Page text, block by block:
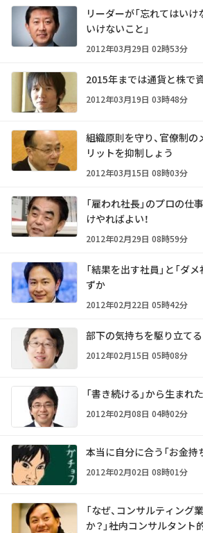
リーダーが「忘れてはいけ
いけないこと」
2012年03月29日 02時53分
2015年までは通貨と株で
2012年03月19日 03時48分
組織原則を守り、官僚制
リットを抑制しょう
2012年03月15日 08時03分
「雇われ社長」のプロの仕
けやればよい！
2012年02月29日 08時59分
「結果を出す社員」と「ダ
ずか
2012年02月22日 05時42分
部下の気持ちを駆り立てる
2012年02月15日 05時08分
「書き続ける」から生まれ
2012年02月08日 04時02分
本当に自分に合う「お金持
2012年02月02日 08時01分
「なぜ、コンサルティング
か？」――社内コンサルタン